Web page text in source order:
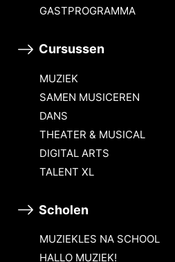
GASTPROGRAMMA
Cursussen
MUZIEK
SAMEN MUSICEREN
DANS
THEATER & MUSICAL
DIGITAL ARTS
TALENT XL
Scholen
MUZIEKLES NA SCHOOL
HALLO MUZIEK!